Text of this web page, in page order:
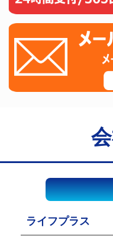
ライフプラス